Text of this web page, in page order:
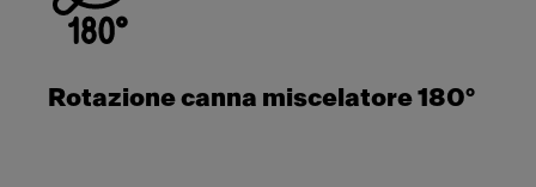
Rotazione canna miscelatore 180°